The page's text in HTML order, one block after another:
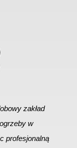
zakład
w
profesjonalną